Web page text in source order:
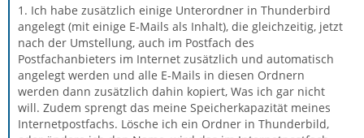
1. Ich habe zusätzlich einige Unterordner in Thunderbird
angelegt (mit einige E-Mails als Inhalt), die gleichzeitig, jetzt
nach der Umstellung, auch im Postfach des
Postfachanbieters im Internet zusätzlich und automatisch
angelegt werden und alle E-Mails in diesen Ordnern
werden dann zusätzlich dahin kopiert, Was ich gar nicht
will. Zudem sprengt das meine Speicherkapazität meines
Internetpostfachs. Lösche ich ein Ordner in Thunderbild,